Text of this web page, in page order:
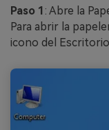
Paso 1 : Abre la
Para abrir la
icono del